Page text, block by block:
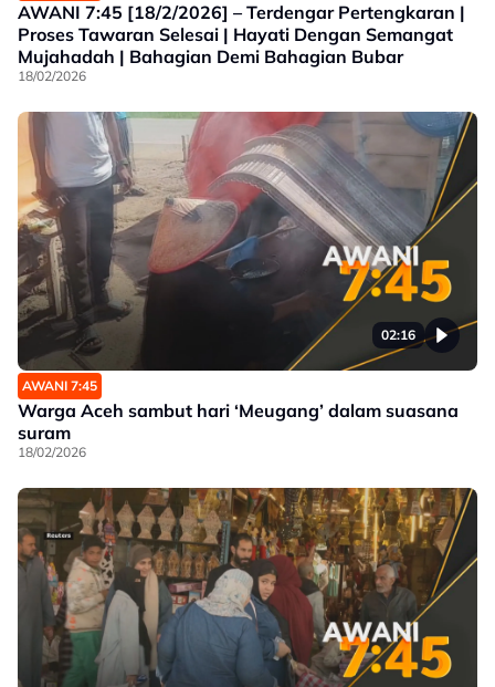
AWANI 7:45 [18/2/2026] – Terdengar Pertengkaran |
Proses Tawaran Selesai | Hayati Dengan Semangat
Mujahadah | Bahagian Demi Bahagian Bubar
18/02/2026
02:16
AWANI 7:45
Warga Aceh sambut hari ‘Meugang’ dalam suasana
suram
18/02/2026